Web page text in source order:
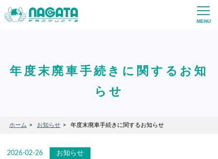
年度末廃車手続きに関するお知
らせ
ホーム お知らせ 年度末廃車手続きに関するお知らせ
2026-02-26 お知らせ